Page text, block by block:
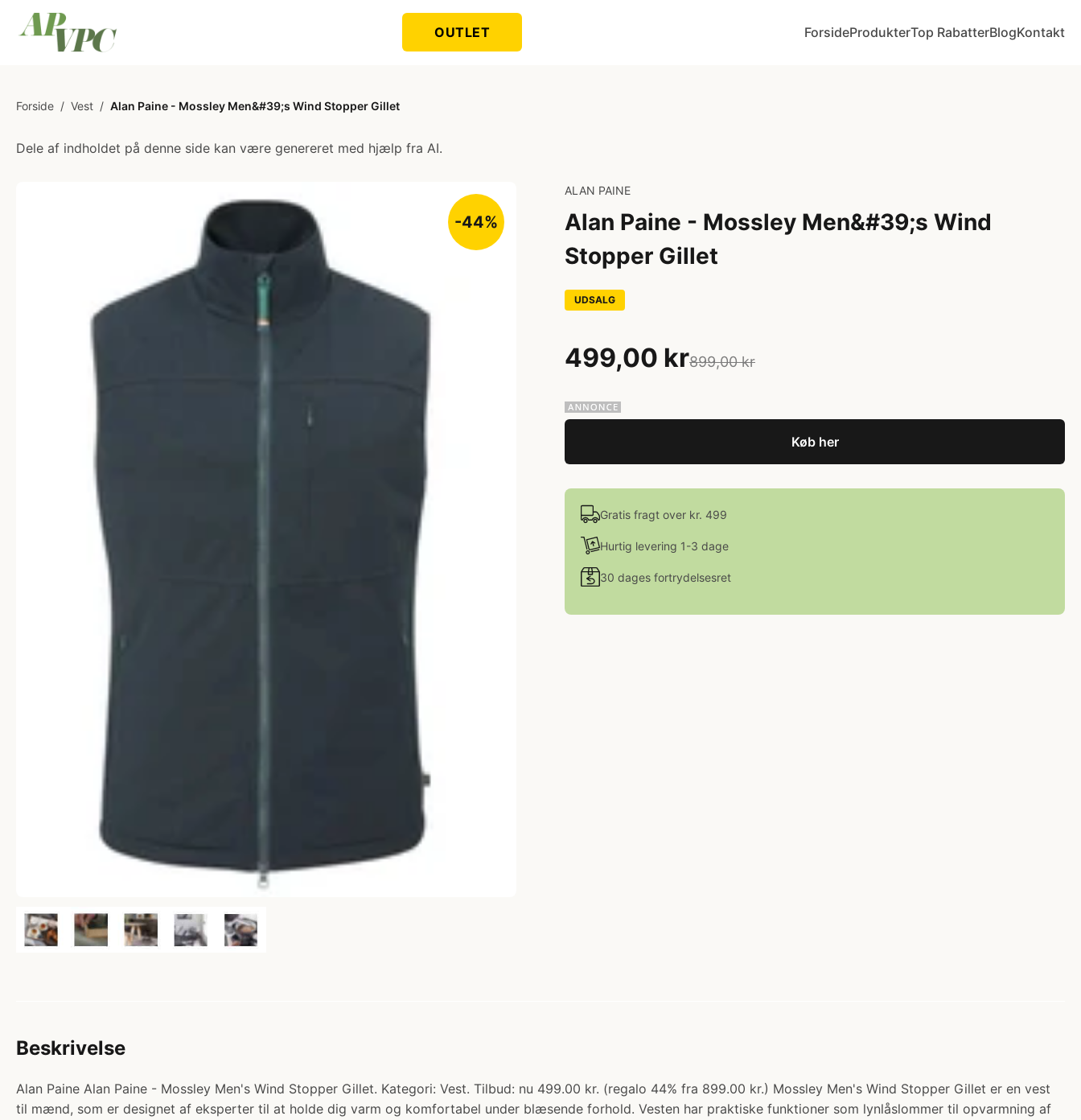
OUTLET ForsideProdukterTop RabatterBlogKontakt
Forside / Vest / Alan Paine - Mossley Men&#39;s Wind Stopper Gillet
Dele af indholdet på denne side kan være genereret med hjælp fra AI.
-44%
ALAN PAINE
Alan Paine - Mossley Men&#39;s Wind
Stopper Gillet
UDSALG
499,00 kr899,00 kr
Køb her
Gratis fragt over kr. 499
Hurtig levering 1-3 dage
30 dages fortrydelsesret
Beskrivelse
Alan Paine Alan Paine - Mossley Men's Wind Stopper Gillet. Kategori: Vest. Tilbud: nu 499.00 kr. (regalo 44% fra 899.00 kr.) Mossley Men's Wind Stopper Gillet er en vest
til mænd, som er designet af eksperter til at holde dig varm og komfortabel under blæsende forhold. Vesten har praktiske funktioner som lynlåslommer til opvarmning af